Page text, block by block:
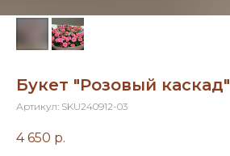
Букет "Розовый каскад"
Артикул: SKU240912-03
4 650 р.